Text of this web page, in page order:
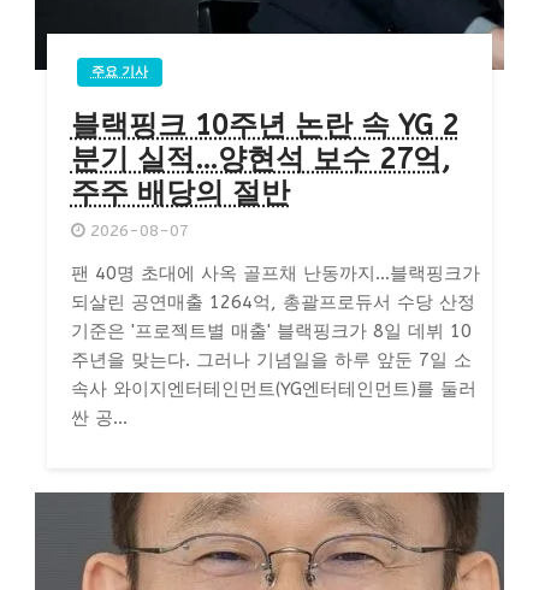
주요 기사
블랙핑크 10주년 논란 속 YG 2
분기 실적…양현석 보수 27억,
주주 배당의 절반
2026-08-07
팬 40명 초대에 사옥 골프채 난동까지…블랙핑크가
되살린 공연매출 1264억, 총괄프로듀서 수당 산정
기준은 '프로젝트별 매출' 블랙핑크가 8일 데뷔 10
주년을 맞는다. 그러나 기념일을 하루 앞둔 7일 소
속사 와이지엔터테인먼트(YG엔터테인먼트)를 둘러
싼 공...